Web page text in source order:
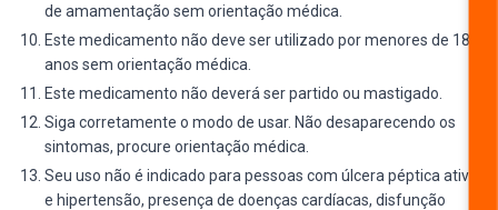
de amamentação sem orientação médica.
Este medicamento não deve ser utilizado por menores de 18
anos sem orientação médica.
Este medicamento não deverá ser partido ou mastigado.
Siga corretamente o modo de usar. Não desaparecendo os
sintomas, procure orientação médica.
Seu uso não é indicado para pessoas com úlcera péptica ativa
e hipertensão, presença de doenças cardíacas, disfunção